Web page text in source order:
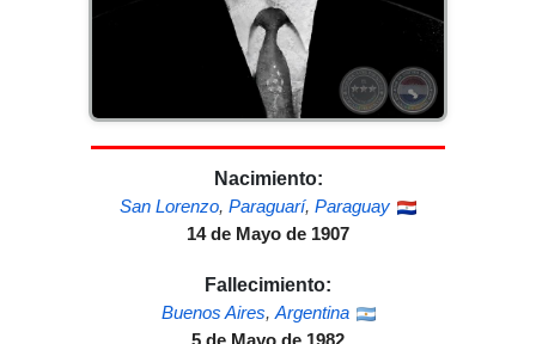
Nacimiento:
San Lorenzo, Paraguarí, Paraguay
14 de Mayo de 1907
Fallecimiento:
Buenos Aires, Argentina